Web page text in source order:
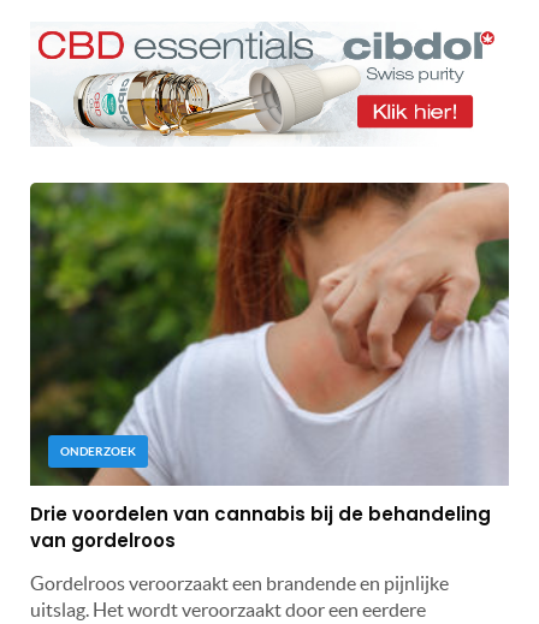
ONDERZOEK
Drie voordelen van cannabis bij de behandeling
van gordelroos
Gordelroos veroorzaakt een brandende en pijnlijke
uitslag. Het wordt veroorzaakt door een eerdere